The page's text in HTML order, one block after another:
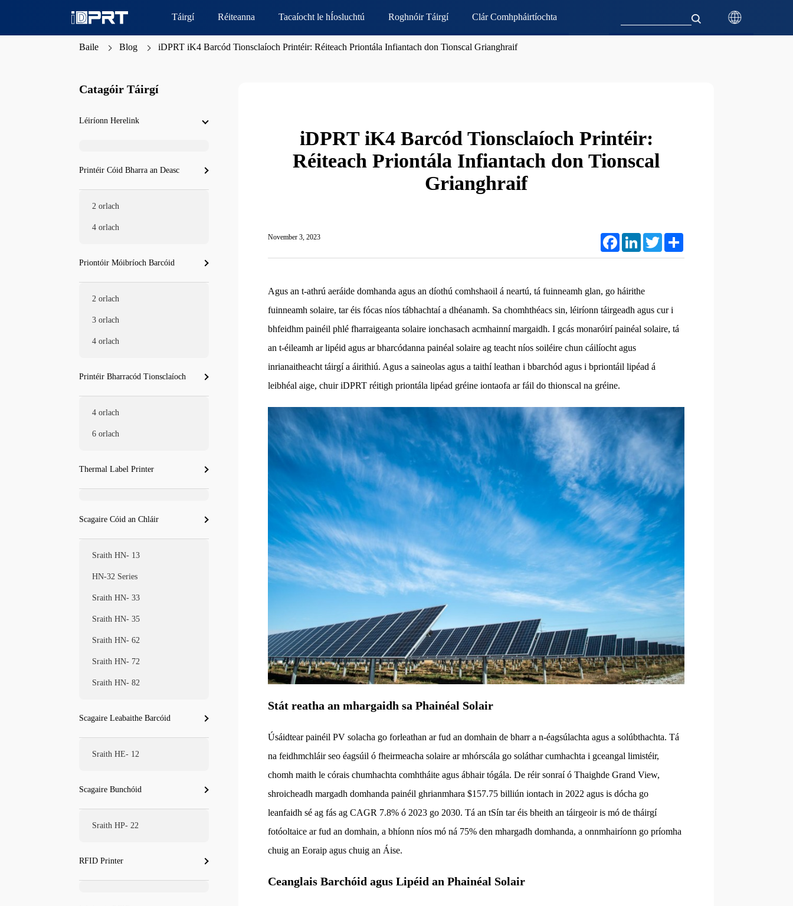
Táirgí Réiteanna Tacaíocht le hÍosluchtú Roghnóir Táirgí Clár Comhpháirtíochta
Baile Blog iDPRT iK4 Barcód Tionsclaíoch Printéir: Réiteach Priontála Infiantach don Tionscal Grianghraif
iDPRT iK4 Barcód Tionsclaíoch Printéir:
Réiteach Priontála Infiantach don Tionscal
Grianghraif
November 3, 2023 FacebookLinkedIn Twitter
Agus an t-athrú aeráide domhanda agus an díothú comhshaoil á neartú, tá fuinneamh glan, go háirithe
fuinneamh solaire, tar éis fócas níos tábhachtaí a dhéanamh. Sa chomhthéacs sin, léiríonn táirgeadh agus cur i
bhfeidhm painéil phlé fharraigeanta solaire ionchasach acmhainní margaidh. I gcás monaróirí painéal solaire, tá
an t-éileamh ar lipéid agus ar bharcódanna painéal solaire ag teacht níos soiléire chun cáilíocht agus
inrianaitheacht táirgí a áirithiú. Agus a saineolas agus a taithí leathan i bbarchód agus i bpriontáil lipéad á
leibhéal aige, chuir iDPRT réitigh priontála lipéad gréine iontaofa ar fáil do thionscal na gréine.
Stát reatha an mhargaidh sa Phainéal Solair
Úsáidtear painéil PV solacha go forleathan ar fud an domhain de bharr a n-éagsúlachta agus a solúbthachta. Tá
na feidhmchláir seo éagsúil ó fheirmeacha solaire ar mhórscála go soláthar cumhachta i gceangal limistéir,
chomh maith le córais chumhachta comhtháite agus ábhair tógála. De réir sonraí ó Thaighde Grand View,
shroicheadh margadh domhanda painéil ghrianmhara $157.75 billiún iontach in 2022 agus is dócha go
leanfaidh sé ag fás ag CAGR 7.8% ó 2023 go 2030. Tá an tSín tar éis bheith an táirgeoir is mó de tháirgí
fotóoltaice ar fud an domhain, a bhíonn níos mó ná 75% den mhargadh domhanda, a onnmhairíonn go príomha
chuig an Eoraip agus chuig an Áise.
Ceanglais Barchóid agus Lipéid an Phainéal Solair
Catagóir Táirgí
Léiríonn Herelink
Printéir Cóid Bharra an Deasc
2 orlach
4 orlach
Priontóir Móibríoch Barcóid
2 orlach
3 orlach
4 orlach
Printéir Bharracód Tionsclaíoch
4 orlach
6 orlach
Thermal Label Printer
Scagaire Cóid an Chláir
Sraith HN- 13
HN-32 Series
Sraith HN- 33
Sraith HN- 35
Sraith HN- 62
Sraith HN- 72
Sraith HN- 82
Scagaire Leabaithe Barcóid
Sraith HE- 12
Scagaire Bunchóid
Sraith HP- 22
RFID Printer